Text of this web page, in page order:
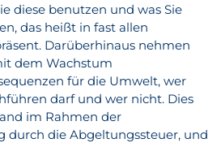
diese benutzen und was Sie
das heißt in fast allen
Darüberhinaus nehmen
dem Wachstum
für die Umwelt, wer
darf und wer nicht. Dies
im Rahmen der
durch die Abgeltungssteuer, und